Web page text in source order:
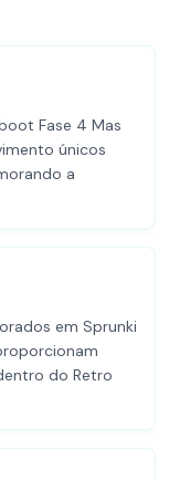
Fase 4 Mas
únicos
a
em Sprunki
do Retro